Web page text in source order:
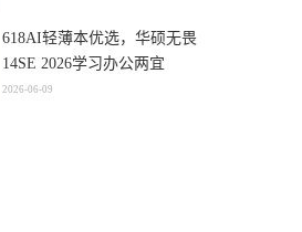
618AI轻薄本优选，华硕无畏
14SE 2026学习办公两宜
2026-06-09